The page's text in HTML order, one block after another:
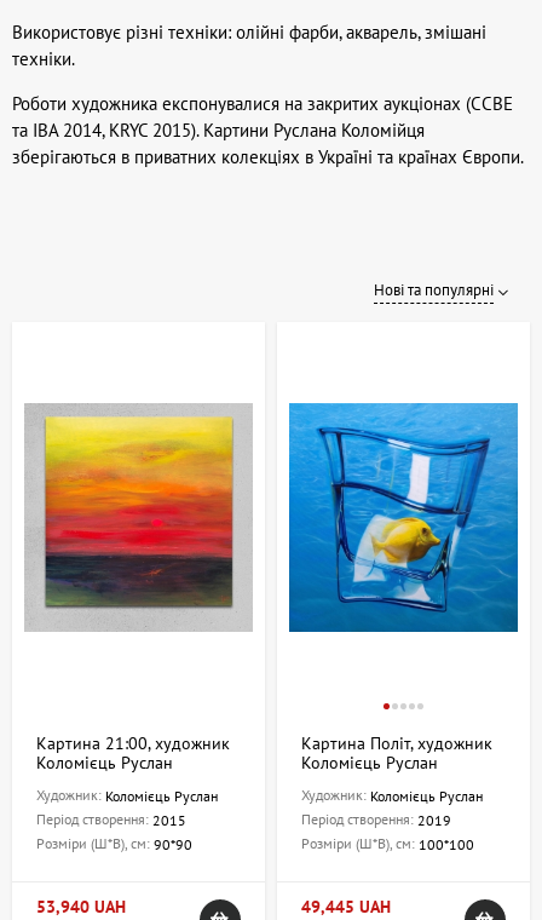
Використовує різні техніки: олійні фарби, акварель, змішані
техніки.
Роботи художника експонувалися на закритих аукціонах (CCBE
та IBA 2014, KRYC 2015). Картини Руслана Коломійця
зберігаються в приватних колекціях в Україні та країнах Європи.
Нові та популярні
Картина 21:00, художник
Коломієць Руслан
Художник: Коломієць Руслан
Період створення: 2015
Розміри (Ш*В), см: 90*90
53,940 UAH
Картина Політ, художник
Коломієць Руслан
Художник: Коломієць Руслан
Період створення: 2019
Розміри (Ш*В), см: 100*100
49,445 UAH